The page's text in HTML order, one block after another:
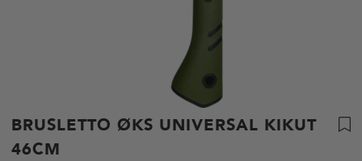
BRUSLETTO ØKS UNIVERSAL KIKUT
46CM